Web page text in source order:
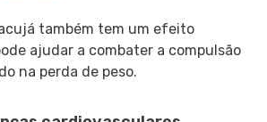
também tem um efeito
ajudar a combater a compulsão
na perda de peso.